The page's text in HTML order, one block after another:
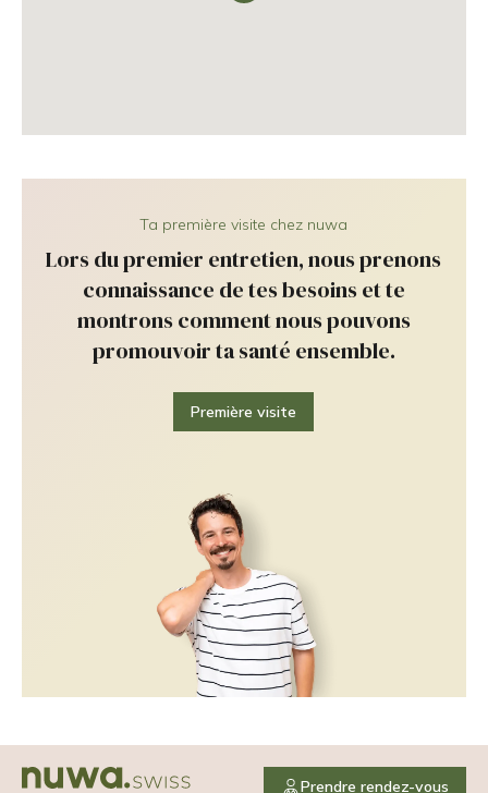
Ta première visite chez nuwa
Lors du premier entretien, nous prenons
connaissance de tes besoins et te
montrons comment nous pouvons
promouvoir ta santé ensemble.
Première visite
Prendre rendez-vous